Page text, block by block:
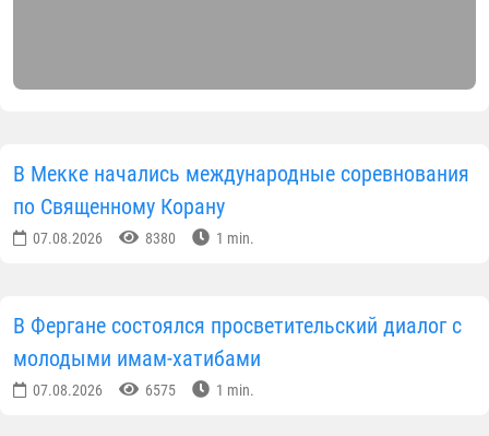
В Мекке начались международные соревнования
по Священному Корану
07.08.2026 8380 1 min.
В Фергане состоялся просветительский диалог с
молодыми имам-хатибами
07.08.2026 6575 1 min.